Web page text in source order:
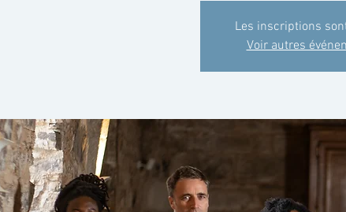
Les inscriptions
Voir autres